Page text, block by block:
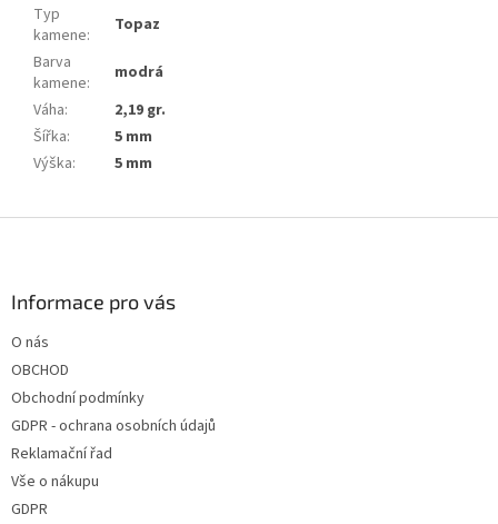
Typ
kamene:
Topaz
Barva
kamene:
modrá
Váha:
2,19 gr.
Šířka:
5 mm
Výška: 5 mm
Informace pro vás
O nás
OBCHOD
Obchodní podmínky
GDPR - ochrana osobních údajů
Reklamační řad
Vše o nákupu
GDPR